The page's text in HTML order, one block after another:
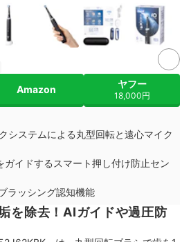
Amazon ヤフー
18,000円
システムによる丸型回転と遠心マイク
ガイドするスマート押し付け防止セン
ラッシング認知機能
を除去！AIガイドや過圧防